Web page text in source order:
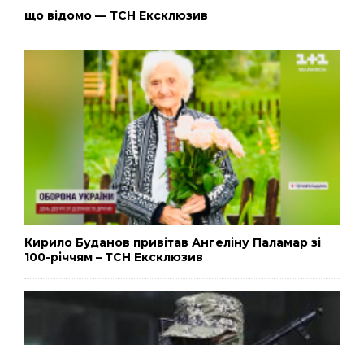
що відомо — ТСН Ексклюзив
Кирило Буданов привітав Ангеліну Паламар зі
100-річчям – ТСН Ексклюзив